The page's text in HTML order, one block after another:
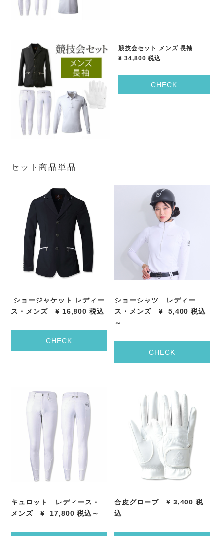
競技会セット メンズ 長袖
¥ 34,800税込
CHECK
セット商品単品
ショージャケット レディー
ス・メンズ¥ 16,800税込
CHECK
ショーシャツ レディー
ス・メンズ¥ 5,400税込
～
CHECK
キュロット レディース・
メンズ¥ 17,800税込～
合皮グローブ ¥ 3,400 税
込